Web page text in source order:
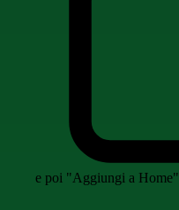
e poi "Aggiungi a Home"